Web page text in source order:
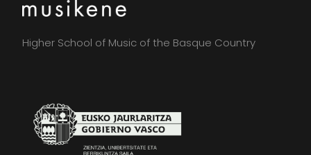
Higher School of Music of the Basque Country